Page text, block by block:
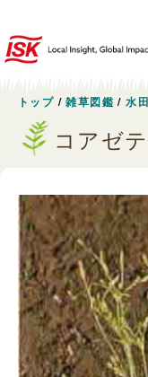
トップ /雑草図鑑 /水
コアゼ